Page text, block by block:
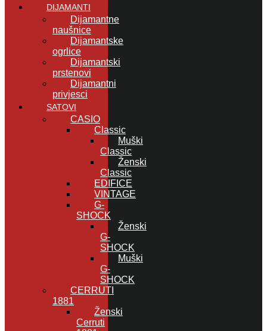
DIJAMANTI
Dijamantne
naušnice
Dijamantske
ogrlice
Dijamantski
prstenovi
Dijamantni
privjesci
SATOVI
CASIO
Classic
Muški
Classic
Ženski
Classic
EDIFICE
VINTAGE
G-
SHOCK
Ženski
G-
SHOCK
Muški
G-
SHOCK
CERRUTI
1881
Ženski
Cerruti